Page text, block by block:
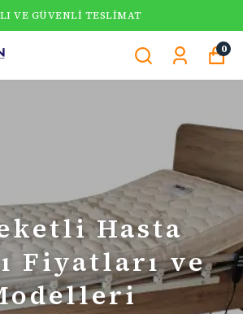
VE GÜVENLI TESLIMAT
0
Hasta
Fiyatları ve